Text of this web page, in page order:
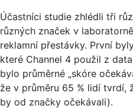
Účastníci studie zhlédli tři
různých značek v
reklamní přestávky. První
které Channel 4 použil z
bylo průměrné „skóre
že v průměru 65 % lidí tvrdí,
by od značky očekávali).